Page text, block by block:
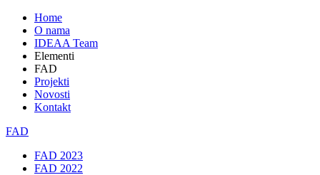
Home
O nama
IDEAA Team
Elementi
FAD
Projekti
Novosti
Kontakt
FAD
FAD 2023
FAD 2022